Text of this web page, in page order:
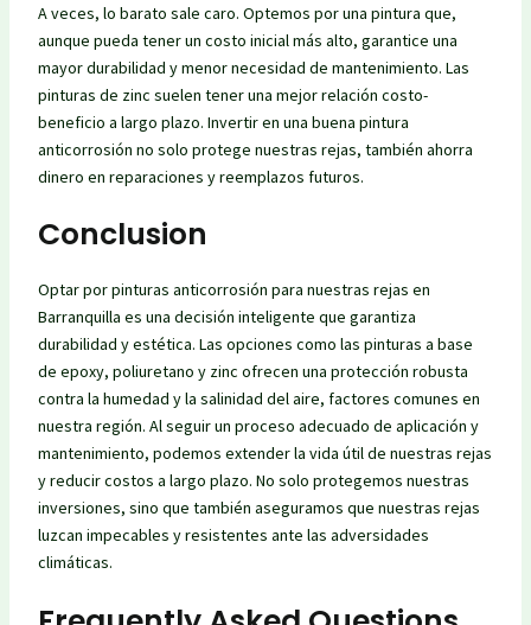
A veces, lo barato sale caro. Optemos por una pintura que,
aunque pueda tener un costo inicial más alto, garantice una
mayor durabilidad y menor necesidad de mantenimiento. Las
pinturas de zinc suelen tener una mejor relación costo-
beneficio a largo plazo. Invertir en una buena pintura
anticorrosión no solo protege nuestras rejas, también ahorra
dinero en reparaciones y reemplazos futuros.
Conclusion
Optar por pinturas anticorrosión para nuestras rejas en
Barranquilla es una decisión inteligente que garantiza
durabilidad y estética. Las opciones como las pinturas a base
de epoxy, poliuretano y zinc ofrecen una protección robusta
contra la humedad y la salinidad del aire, factores comunes en
nuestra región. Al seguir un proceso adecuado de aplicación y
mantenimiento, podemos extender la vida útil de nuestras rejas
y reducir costos a largo plazo. No solo protegemos nuestras
inversiones, sino que también aseguramos que nuestras rejas
luzcan impecables y resistentes ante las adversidades
climáticas.